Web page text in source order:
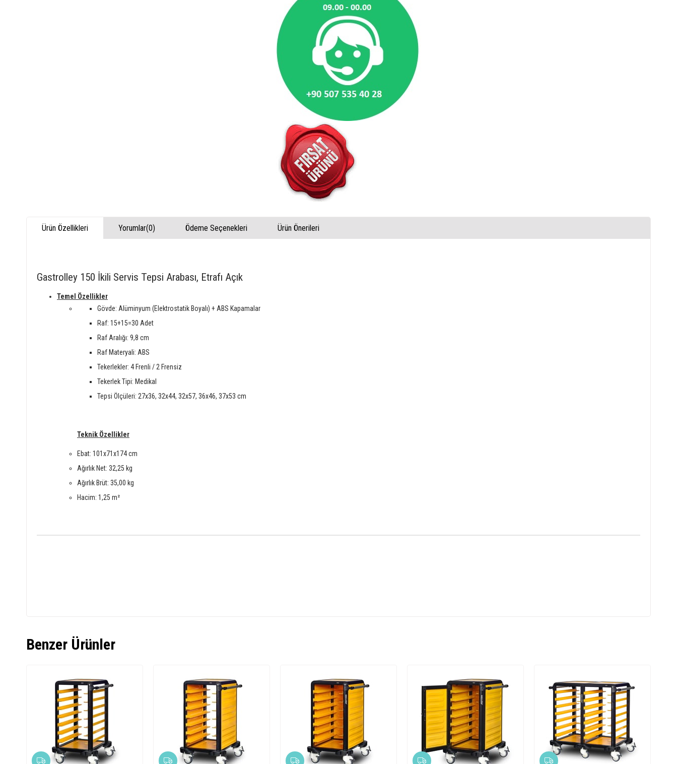
Ürün Özellikleri Yorumlar(0) Ödeme Seçenekleri Ürün Önerileri
Gastrolley 150 İkili Servis Tepsi Arabası, Etrafı Açık
Temel Özellikler
Gövde: Alüminyum (Elektrostatik Boyalı) + ABS Kapamalar
Raf: 15+15=30 Adet
Raf Aralığı: 9,8 cm
Raf Materyali: ABS
Tekerlekler: 4 Frenli / 2 Frensiz
Tekerlek Tipi: Medikal
Tepsi Ölçüleri: 27x36, 32x44, 32x57, 36x46, 37x53 cm
Teknik Özellikler
Ebat: 101x71x174 cm
Ağırlık Net: 32,25 kg
Ağırlık Brüt: 35,00 kg
Hacim: 1,25 m²
Benzer Ürünler